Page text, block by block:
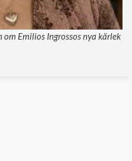
Emilios Ingrossos nya kärlek